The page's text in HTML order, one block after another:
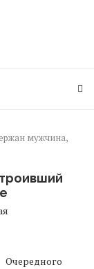
мужчина,
Очередного